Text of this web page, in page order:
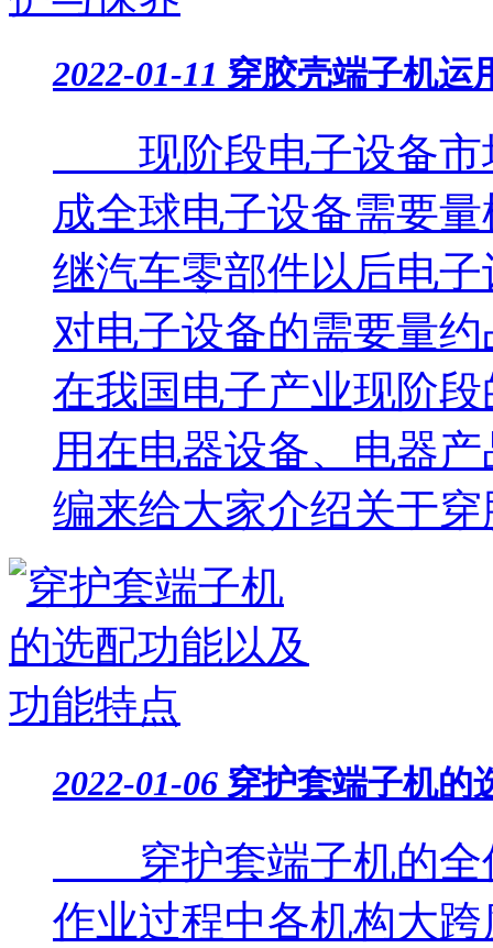
2022-01-11 穿胶壳端子机运
现阶段电子设备市
成全球电子设备需要
继汽车零部件以后电
对电子设备的需要量
在我国电子产业现阶
用在电器设备、电器
编来给大家介绍关于穿
2022-01-06 穿护套端子机的
穿护套端子机的全
作业过程中各机构大